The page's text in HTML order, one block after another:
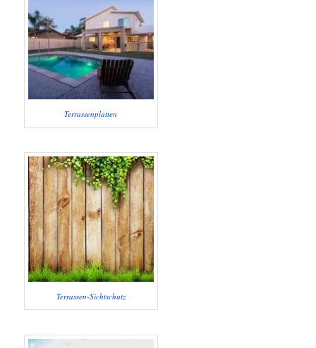
Terrassenplatten
Terrassen-Sichtschutz